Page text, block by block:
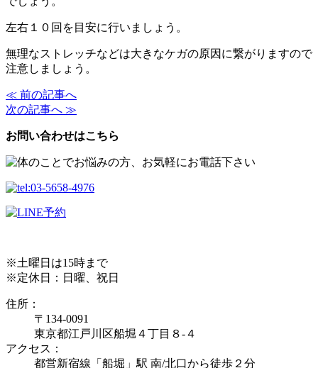
左右１０回を目安に行いましょう。
無理なストレッチなどは大きなケガの原因に繋がりますので
注意しましょう。
≪ 前の記事へ
次の記事へ ≫
お問い合わせはこちら
※土曜日は15時まで
※定休日：日曜、祝日
住所：
〒134-0091
東京都江戸川区船堀４丁目８-４
アクセス：
都営新宿線「船堀」駅 南/北口から徒歩２分